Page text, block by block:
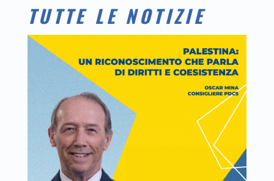
TUTTE LE NOTIZIE